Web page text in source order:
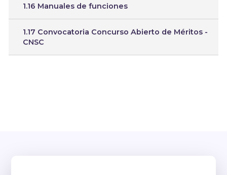
1.16 Manuales de funciones
1.17 Convocatoria Concurso Abierto de Méritos -
CNSC